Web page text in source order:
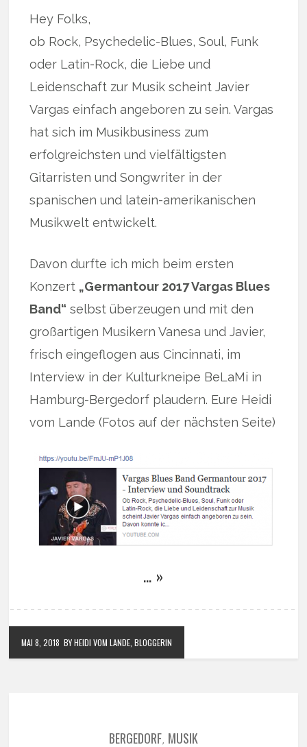
Hey Folks,
ob Rock, Psychedelic-Blues, Soul, Funk
oder Latin-Rock, die Liebe und
Leidenschaft zur Musik scheint Javier
Vargas einfach angeboren zu sein. Vargas
hat sich im Musikbusiness zum
erfolgreichsten und vielfältigsten
Gitarristen und Songwriter in der
spanischen und latein-amerikanischen
Musikwelt entwickelt.
Davon durfte ich mich beim ersten
Konzert „Germantour 2017 Vargas Blues
Band“ selbst überzeugen und mit den
großartigen Musikern Vanesa und Javier,
frisch eingeflogen aus Cincinnati, im
Interview in der Kulturkneipe BeLaMi in
Hamburg-Bergedorf plaudern. Eure Heidi
vom Lande (Fotos auf der nächsten Seite)
… »
MAI 8, 2018 BY HEIDI VOM LANDE, BLOGGERIN
BERGEDORF, MUSIK